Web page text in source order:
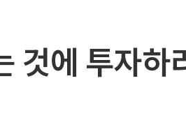
것에 투자